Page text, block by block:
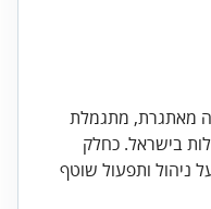
מאתגרת, מתגמלת
בישראל. כחלק
ניהול ותפעול שוטף